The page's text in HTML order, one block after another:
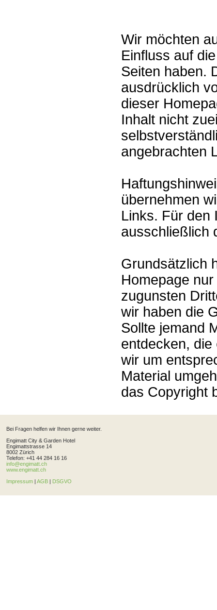
Wir möchten
Einfluss auf
Seiten haben.
ausdrücklich
dieser
Inhalt nicht
angebrachten
übernehmen
Links. Für den
ausschließlich
Grundsätzlich
Homepage
zugunsten
wir haben die
Sollte jemand
entdecken,
wir um
Material
das Copyright
Bei Fragen helfen wir Ihnen gerne weiter.
Engimatt City & Garden Hotel
Engimattstrasse 14
8002 Zürich
Telefon: +41 44 284 16 16
info@engimatt.ch
www.engimatt.ch
Impressum
AGB DSGVO